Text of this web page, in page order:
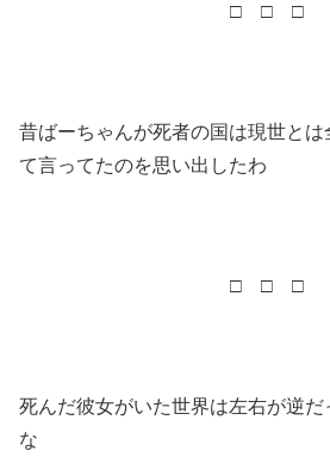
□ □ □
昔ばーちゃんが死者の国は現世と
て言ってたのを思い出したわ
□ □ □
死んだ彼女がいた世界は左右が逆
な